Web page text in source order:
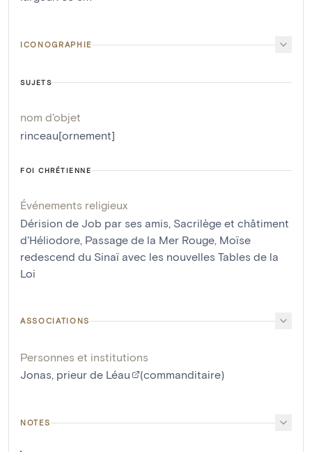
ICONOGRAPHIE
SUJETS
nom d'objet
rinceau[ornement]
FOI CHRÉTIENNE
Événements religieux
Dérision de Job par ses amis, Sacrilège et châtiment
d'Héliodore, Passage de la Mer Rouge, Moïse
redescend du Sinaï avec les nouvelles Tables de la
Loi
ASSOCIATIONS
Personnes et institutions
Jonas, prieur de Léau
(commanditaire)
NOTES